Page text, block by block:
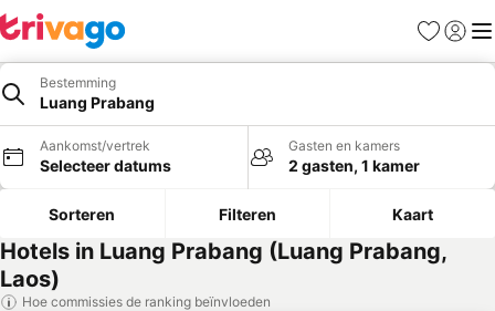
Favorieten
Bestemming
Luang Prabang
Aankomst/vertrek
Selecteer datums
Gasten en kamers
2 gasten, 1 kamer
Sorteren Filteren Kaart
Hotels in Luang Prabang (Luang Prabang,
Laos)
Hoe commissies de ranking beïnvloeden